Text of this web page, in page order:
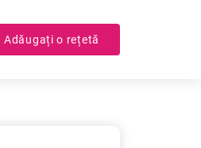
Adăugați o rețetă